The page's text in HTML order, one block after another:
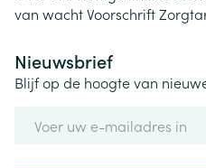
van wachtVoorschrift
Nieuwsbrief
Blijf op de hoogte van